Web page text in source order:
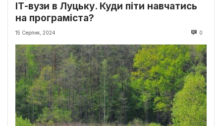
ІТ-вузи в Луцьку. Куди піти навчатись
на програміста?
15 Серпня, 2024 0